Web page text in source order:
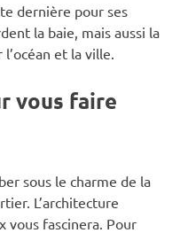
dernière pour ses
la baie, mais aussi la
et la ville.
vous faire
sous le charme de la
L’architecture
vous fascinera. Pour